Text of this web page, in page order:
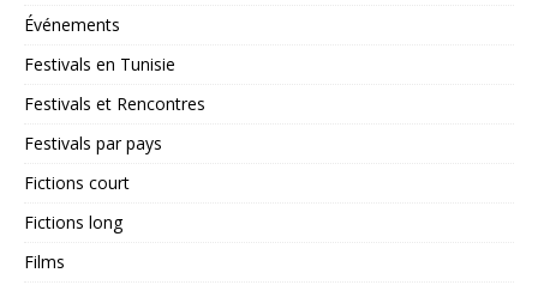
Événements
Festivals en Tunisie
Festivals et Rencontres
Festivals par pays
Fictions court
Fictions long
Films